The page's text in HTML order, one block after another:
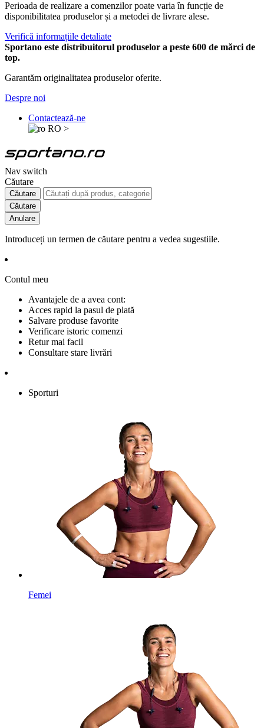
Perioada de realizare a comenzilor poate varia în funcție de
disponibilitatea produselor și a metodei de livrare alese.
Verifică informațiile detaliate
Sportano este distribuitorul produselor a peste 600 de mărci de
top.
Garantăm originalitatea produselor oferite.
Despre noi
Contactează-ne
RO >
Nav switch
Căutare
Căutare
Căutare
Anulare
Introduceți un termen de căutare pentru a vedea sugestiile.
Contul meu
Avantajele de a avea cont:
Acces rapid la pasul de plată
Salvare produse favorite
Verificare istoric comenzi
Retur mai facil
Consultare stare livrări
Sporturi
Femei